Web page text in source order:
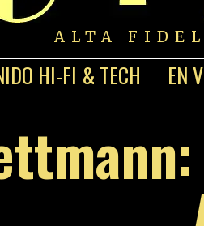
ALTA
HI-FI & TECH EN